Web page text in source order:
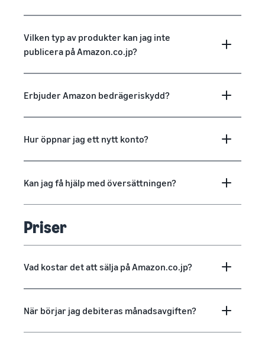
Vilken typ av produkter kan jag inte
publicera på Amazon.co.jp?
Erbjuder Amazon bedrägeriskydd?
Hur öppnar jag ett nytt konto?
Kan jag få hjälp med översättningen?
Priser
Vad kostar det att sälja på Amazon.co.jp?
När börjar jag debiteras månadsavgiften?